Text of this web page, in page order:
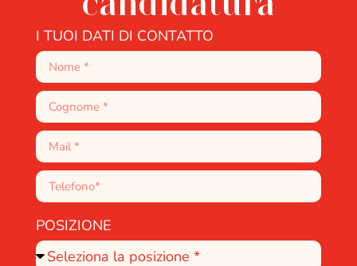
I TUOI DATI DI CONTATTO
POSIZIONE